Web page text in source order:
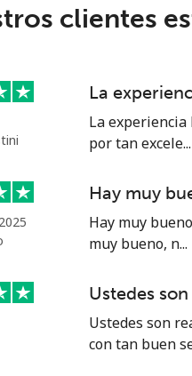
¿Olvidaste tu
Iniciar Sesión
Continuar con
clientes
La
La experiencia
por tan excele...
Hay muy
Hay muy
muy bueno, n...
Ustedes
Ustedes son
con tan buen